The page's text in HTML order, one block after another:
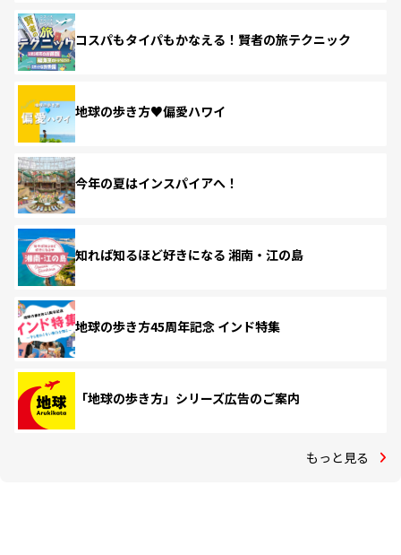
コスパもタイパもかなえる！賢者の旅テクニック
地球の歩き方♥偏愛ハワイ
今年の夏はインスパイアへ！
知れば知るほど好きになる 湘南・江の島
地球の歩き方45周年記念 インド特集
「地球の歩き方」シリーズ広告のご案内
もっと見る